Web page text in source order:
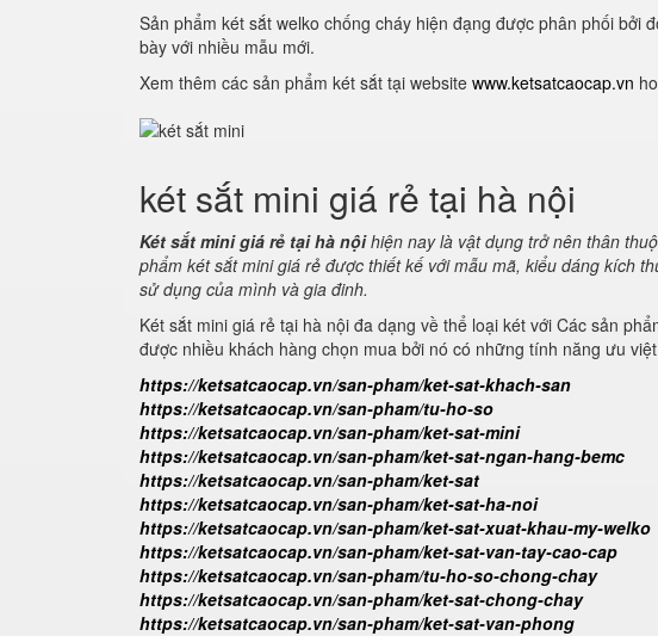
Sản phẩm két sắt welko chống cháy hiện đạng được phân phối bởi
bày với nhiều mẫu mới.
Xem thêm các sản phẩm két sắt tại website www.ketsatcaocap.vn
két sắt mini giá rẻ tại hà nội
Két sắt mini giá rẻ tại hà nộihiện nay là vật dụng trở nên thân
phẩm két sắt mini giá rẻ được thiết kế với mẫu mã, kiểu dáng kích
sử dụng của mình và gia đinh.
Két sắt mini giá rẻ tại hà nội đa dạng về thể loại két với Các sản
được nhiều khách hàng chọn mua bởi nó có những tính năng ưu
https://ketsatcaocap.vn/san-pham/ket-sat-khach-san
https://ketsatcaocap.vn/san-pham/tu-ho-so
https://ketsatcaocap.vn/san-pham/ket-sat-mini
https://ketsatcaocap.vn/san-pham/ket-sat-ngan-hang-bemc
https://ketsatcaocap.vn/san-pham/ket-sat
https://ketsatcaocap.vn/san-pham/ket-sat-ha-noi
https://ketsatcaocap.vn/san-pham/ket-sat-xuat-khau-my-welko
https://ketsatcaocap.vn/san-pham/ket-sat-van-tay-cao-cap
https://ketsatcaocap.vn/san-pham/tu-ho-so-chong-chay
https://ketsatcaocap.vn/san-pham/ket-sat-chong-chay
https://ketsatcaocap.vn/san-pham/ket-sat-van-phong